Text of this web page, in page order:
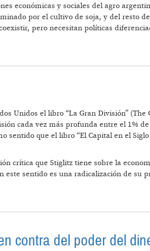
económicas y sociales del agro
por el cultivo de soja, y del resto
pero necesitan políticas
Unidos el libro “La Gran División”
cada vez más profunda entre el 1%
sentido que el libro “El Capital en el
crítica que Stiglitz tiene sobre la
este sentido es una radicalización de su
contra del poder del